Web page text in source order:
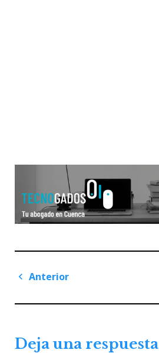
Navegación
entradas
Anterior
Deja una respuesta